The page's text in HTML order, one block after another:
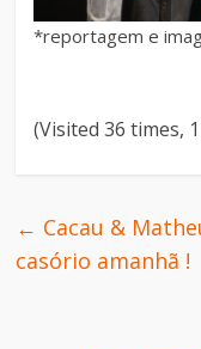
*reportagem e
(Visited 36 times,
← Cacau &
casório amanhã !